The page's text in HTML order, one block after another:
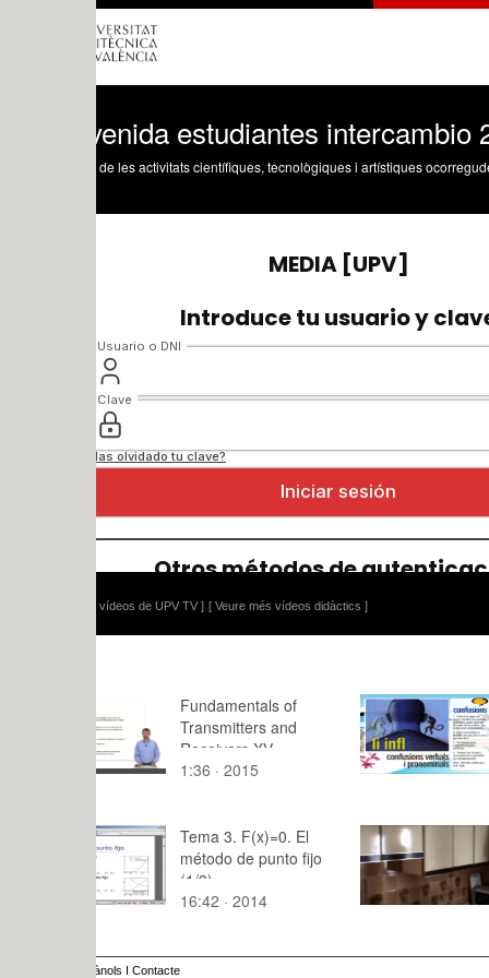
estudiantes intercambio 2023-
les activitats científiques, tecnològiques i artístiques ocorregudes en els tres
vídeos de UPV TV ] [ Veure més vídeos didàctics ]
Fundamentals of
Transmitters and
Receivers XV
1:36 · 2015
Confusions
2:40 · 2015
Tema 3. F(x)=0. El
método de punto fijo
(1/3).
16:42 · 2014
Video
2:45 · 2015